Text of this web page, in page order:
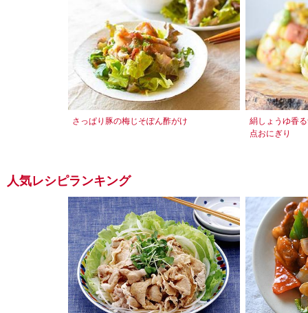
さっぱり豚の梅じそぽん酢がけ
絹しょうゆ香
点おにぎり
人気レシピランキング